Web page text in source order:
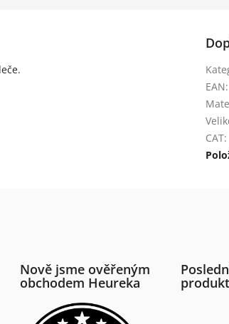
EAN:
CAT:
Nově jsme ověřeným
obchodem Heureka